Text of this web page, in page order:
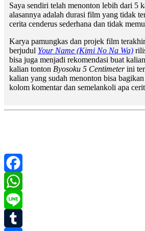
Saya sendiri telah menonton lebih dari 5
alasannya adalah durasi film yang tidak
cerita cenderus sederhana dan tidak
Karya pamungkas dan projek film
berjudul Your Name (Kimi No Na Wa)
bisa juga menjadi rekomendasi buat
kalian tonton Byosoku 5 Centimeterini
kalian yang sudah menonton bisa
kolom komentar dan semelankoli apa
Facebook
WhatsApp
Line